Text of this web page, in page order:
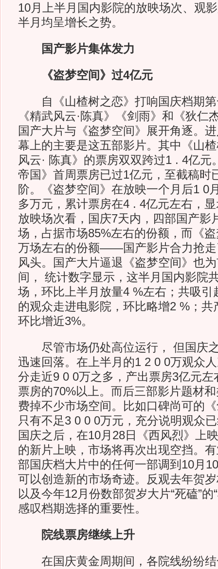
10月上半月国内影院的放映场次、观
半月均呈增长之势。
国产影片集体发力
《盗梦空间》过4亿元
自《山楂树之恋》打响国庆档期第
《精武风云·陈真》《剑雨》和《狄仁
国产大片与《盗梦空间》展开角逐。
幕上的主要是这五部影片。其中《山
风云· 陈真》的票房双双跨过1 . 4亿元
帝国》首周票房已过1亿元，至截稿时
阶。《盗梦空间》在放映一个月后1 0
多万元，累计票房在4 . 4亿元左右，
放映场次看，国庆7天内，四部国产影
场，占据市场85%左右的份额，而《
万场左右的份额——国产影片合力抢走
风头。国产大片逼退《盗梦空间》也
间， 统计数字显示，这半月国内影院
场，环比上半月放量4 %左右；共吸引
的观众走进电影院，环比略增2 %；共
环比增近3%。
尽管市场仍处高位运行， 但国庆
迅速回落。在上半月的1 2 0 0万观众
分走近9 0 0万之多，产出票房3亿元左
票房的70%以上。而后三部影片题材
费掉不少市场空间。比如口碑尚可的
只有不足3 0 0 0万元，充分说明观众
国庆之后，在10月28日《西风烈》上
的新片上映，市场将再次出现空挡。
部国庆档大片中的任何一部调到10月
可以创造新的市场奇迹。反观去年贺
以及今年12月份数部贺岁大片“死磕”的
感叹档期选择的重要性。
院线票房继续上升
在国庆黄金周期间，各院线纷纷结